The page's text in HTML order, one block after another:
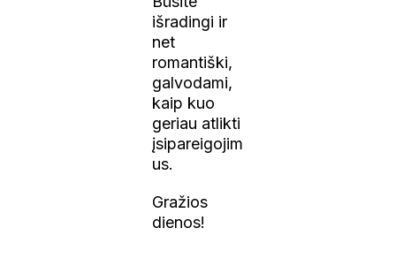
išradingi ir
net
romantiški,
galvodami,
kaip kuo
geriau atlikti
įsipareigojim
us.
G ražios
dienos!